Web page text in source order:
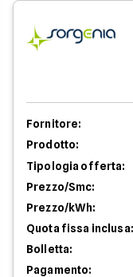
Fornitore:
Prodotto:
Tipologia offerta:
Prezzo/Smc:
Prezzo/kWh:
Quota fissa inclusa:
Bolletta:
Pagamento: